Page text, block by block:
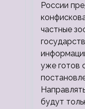
России
частные
уже готов
будут